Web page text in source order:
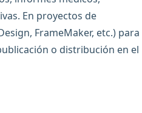
En proyectos de
FrameMaker, etc.) para
o distribución en el